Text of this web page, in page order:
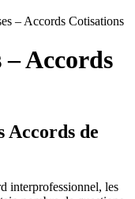
– Accords Cotisations
– Accords
Accords de
interprofessionnel, les